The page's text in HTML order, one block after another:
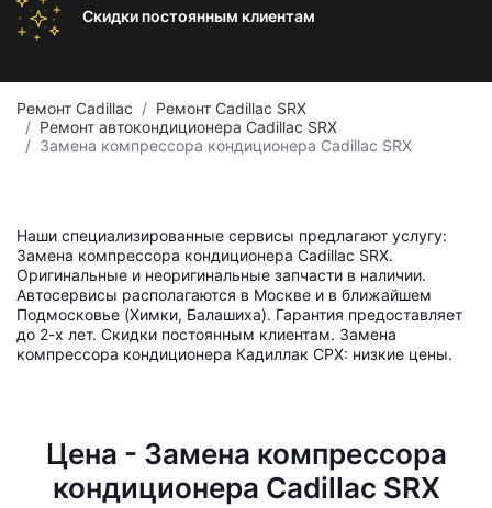
Скидки постоянным клиентам
Ремонт Cadillac
Ремонт Cadillac SRX
Ремонт автокондиционера Cadillac SRX
Замена компрессора кондиционера Cadillac SRX
Наши специализированные сервисы предлагают услугу:
Замена компрессора кондиционера Cadillac SRX.
Оригинальные и неоригинальные запчасти в наличии.
Автосервисы располагаются в Москве и в ближайшем
Подмосковье (Химки, Балашиха). Гарантия предоставляет
до 2-х лет. Скидки постоянным клиентам. Замена
компрессора кондиционера Кадиллак СРХ: низкие цены.
Цена - Замена компрессора
кондиционера Cadillac SRX